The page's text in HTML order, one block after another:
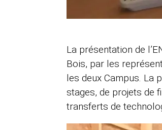
La présentation de
Bois, par les
les deux Campus. La
stages, de projets de
transferts de